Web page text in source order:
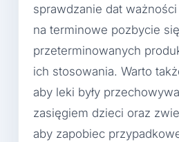
sprawdzanie dat
na terminowe pozbycie się
przeterminowanych
ich stosowania. Warto
aby leki były
zasięgiem dzieci oraz
aby zapobiec